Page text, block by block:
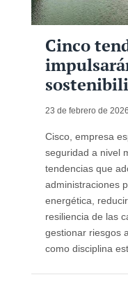
Cinco
23 de febrero de 2026
Cisco, empresa
seguridad a nivel
tendencias que
administraciones
energética,
resiliencia de las
gestionar riesgos
como disciplina